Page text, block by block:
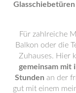
Für zahlreiche
Balkon oder die
Zuhauses. Hier
gemeinsam mit
Stunden an der
gut mit einem